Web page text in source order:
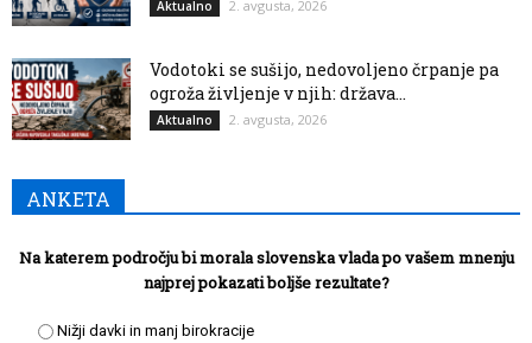
Aktualno 2. avgusta, 2026
Vodotoki se sušijo, nedovoljeno črpanje pa
ogroža življenje v njih: država...
Aktualno 2. avgusta, 2026
ANKETA
Na katerem področju bi morala slovenska vlada po vašem mnenju
najprej pokazati boljše rezultate?
Nižji davki in manj birokracije